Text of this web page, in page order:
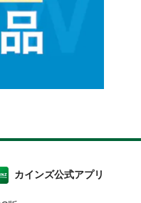
カインズ公式アプリ